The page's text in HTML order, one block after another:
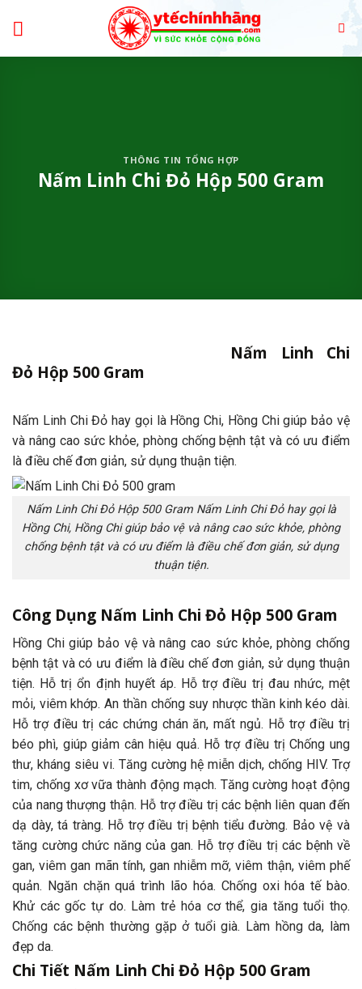
THÔNG TIN TỔNG HỢP
Nấm Linh Chi Đỏ Hộp 500 Gram
Nấm Linh Chi
Đỏ Hộp 500 Gram
Nấm Linh Chi Đỏ hay gọi là Hồng Chi, Hồng Chi giúp bảo vệ
và nâng cao sức khỏe, phòng chống bệnh tật và có ưu điểm
là điều chế đơn giản, sử dụng thuận tiện.
Nấm Linh Chi Đỏ Hộp 500 Gram Nấm Linh Chi Đỏ hay gọi là
Hồng Chi, Hồng Chi giúp bảo vệ và nâng cao sức khỏe, phòng
chống bệnh tật và có ưu điểm là điều chế đơn giản, sử dụng
thuận tiện.
Công Dụng Nấm Linh Chi Đỏ Hộp 500 Gram
Hồng Chi giúp bảo vệ và nâng cao sức khỏe, phòng chống
bệnh tật và có ưu điểm là điều chế đơn giản, sử dụng thuận
tiện. Hỗ trị ổn định huyết áp. Hỗ trợ điều trị đau nhức, mệt
mỏi, viêm khớp. An thần chống suy nhược thần kinh kéo dài.
Hỗ trợ điều trị các chứng chán ăn, mất ngủ. Hỗ trợ điều trị
béo phì, giúp giảm cân hiệu quả. Hỗ trợ điều trị Chống ung
thư, kháng siêu vi. Tăng cường hệ miễn dịch, chống HIV. Trợ
tim, chống xơ vữa thành động mạch. Tăng cường hoạt động
của nang thượng thận. Hỗ trợ điều trị các bệnh liên quan đến
dạ dày, tá tràng. Hỗ trợ điều trị bệnh tiểu đường. Bảo vệ và
tăng cường chức năng của gan. Hỗ trợ điều trị các bệnh về
gan, viêm gan mãn tính, gan nhiễm mỡ, viêm thận, viêm phế
quản. Ngăn chặn quá trình lão hóa. Chống oxi hóa tế bào.
Khử các gốc tự do. Làm trẻ hóa cơ thể, gia tăng tuổi thọ.
Chống các bệnh thường gặp ở tuổi già. Làm hồng da, làm
đẹp da.
Chi Tiết Nấm Linh Chi Đỏ Hộp 500 Gram